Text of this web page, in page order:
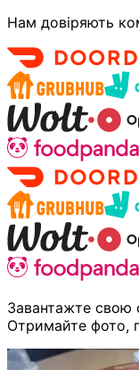
Нам довіряють
Завантажте свою
Отримайте фото,